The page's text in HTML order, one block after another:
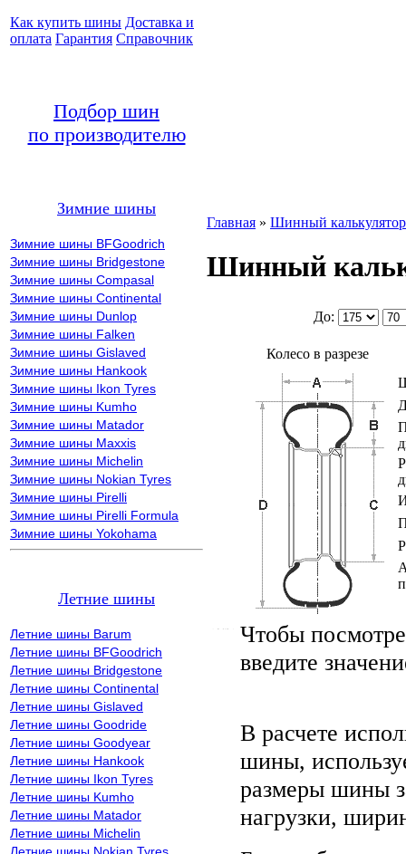
Как купить шины Доставка и
оплата Гарантия Справочник
Подбор шин
по производителю
Зимние шины
Зимние шины BFGoodrich
Зимние шины Bridgestone
Зимние шины Compasal
Зимние шины Continental
Зимние шины Dunlop
Зимние шины Falken
Зимние шины Gislaved
Зимние шины Hankook
Зимние шины Ikon Tyres
Зимние шины Kumho
Зимние шины Matador
Зимние шины Maxxis
Зимние шины Michelin
Зимние шины Nokian Tyres
Зимние шины Pirelli
Зимние шины Pirelli Formula
Зимние шины Yokohama
Летние шины
Летние шины Barum
Летние шины BFGoodrich
Летние шины Bridgestone
Летние шины Continental
Летние шины Gislaved
Летние шины Goodride
Летние шины Goodyear
Летние шины Hankook
Летние шины Ikon Tyres
Летние шины Kumho
Летние шины Matador
Летние шины Michelin
Главная » Шинный калькулятор
Шинный
До:
Колесо в разрезе
Чтобы
введите
В расчете
шины,
размеры шины
нагрузки,